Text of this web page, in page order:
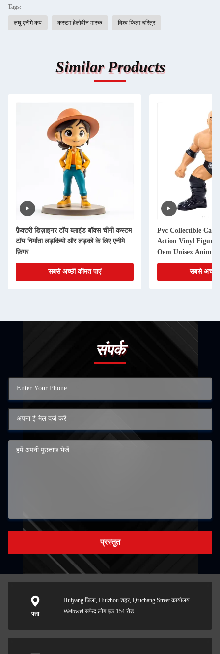
Tags:
लघु एनीमे कप कस्टम हेलोवीन मास्क विश्व फिल्म चरित्र
Similar Products
फ़ैक्टरी डिज़ाइनर टॉय ब्लाइंड बॉक्स चीनी कस्टम
टॉय निर्माता लड़कियों और लड़कों के लिए एनीमे
फ़िगर
सबसे अच्छी कीमत पाएं
Pvc Collectible
Action Vinyl Figure
Oem Unisex Anime
Logo Personalized
सबसे अच्छी
संपर्क
प्रस्तुत
पता
Huiyang जिला, Huizhou शहर, Qiuchang Street कार्यालय
Weibwei सफेद लोग एक 154 रोड